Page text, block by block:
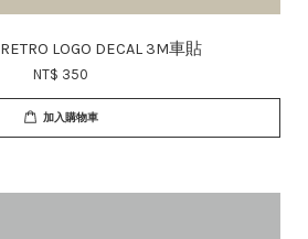
LOGO DECAL 3M車貼
NT$ 350
加入購物車